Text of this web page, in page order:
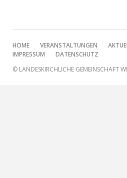
NAVIGATION
ÜBERSPRINGEN
HOME VERANSTALTUNGEN
IMPRESSUM
DATENSCHUTZ
© LANDESKIRCHLICHE GEMEINSCHAFT